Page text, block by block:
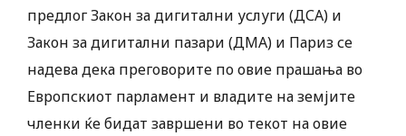
предлог Закон за дигитални услуги (ДСА) и
Закон за дигитални пазари (ДМА) и Париз се
надева дека преговорите по овие прашања во
Европскиот парламент и владите на земјите
членки ќе бидат завршени во текот на овие